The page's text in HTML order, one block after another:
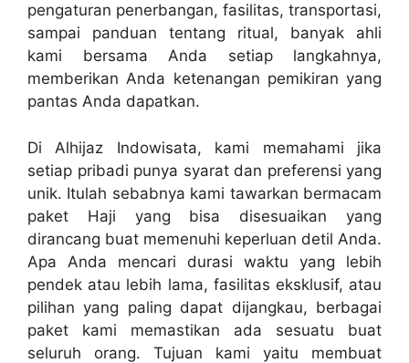
pengaturan penerbangan, fasilitas, transportasi,
sampai panduan tentang ritual, banyak ahli
kami bersama Anda setiap langkahnya,
memberikan Anda ketenangan pemikiran yang
pantas Anda dapatkan.
Di Alhijaz Indowisata, kami memahami jika
setiap pribadi punya syarat dan preferensi yang
unik. Itulah sebabnya kami tawarkan bermacam
paket Haji yang bisa disesuaikan yang
dirancang buat memenuhi keperluan detil Anda.
Apa Anda mencari durasi waktu yang lebih
pendek atau lebih lama, fasilitas eksklusif, atau
pilihan yang paling dapat dijangkau, berbagai
paket kami memastikan ada sesuatu buat
seluruh orang. Tujuan kami yaitu membuat